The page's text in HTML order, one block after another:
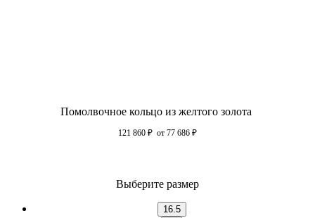
Помолвочное кольцо из желтого золота
121 860 ₽ от 77 686 ₽
Выберите размер
16.5